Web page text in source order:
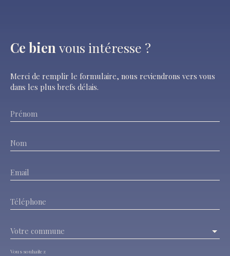
Ce bien vous intéresse ?
Merci de remplir le formulaire, nous reviendrons vers vous
dans les plus brefs délais.
Prénom
Nom
Email
Téléphone
Votre commune
Vous souhaitez